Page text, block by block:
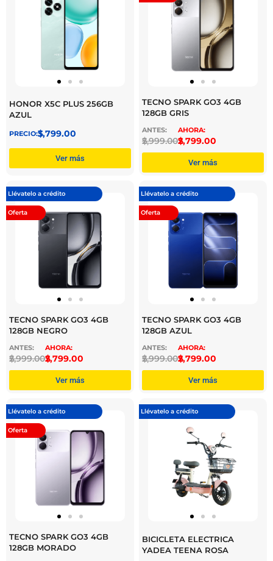
HONOR X5C PLUS 256GB
AZUL
$
3,799.00
Ver más
TECNO SPARK GO3 4GB
128GB GRIS
$
2,999.00$
2,799.00
Ver más
Llévatelo a crédito
Oferta
TECNO SPARK GO3 4GB
128GB NEGRO
$
2,999.00$
2,799.00
Ver más
Llévatelo a crédito
Oferta
TECNO SPARK GO3 4GB
128GB AZUL
$
2,999.00$
2,799.00
Ver más
Llévatelo a crédito
Oferta
TECNO SPARK GO3 4GB
128GB MORADO
Llévatelo a crédito
BICICLETA ELECTRICA
YADEA TEENA ROSA